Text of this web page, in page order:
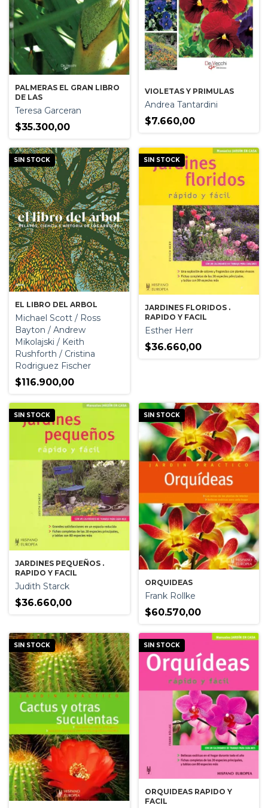
PALMERAS EL GRAN LIBRO
DE LAS
Teresa Garceran
$35.300,00
VIOLETAS Y PRIMULAS
Andrea Tantardini
$7.660,00
SIN STOCK
EL LIBRO DEL ARBOL
Michael Scott / Ross
Bayton / Andrew
Mikolajski / Keith
Rushforth / Cristina
Rodriguez Fischer
$116.900,00
SIN STOCK
JARDINES FLORIDOS .
RAPIDO Y FACIL
Esther Herr
$36.660,00
SIN STOCK
JARDINES PEQUEÑOS .
RAPIDO Y FACIL
Judith Starck
$36.660,00
SIN STOCK
ORQUIDEAS
Frank Rollke
$60.570,00
SIN STOCK SIN STOCK
ORQUIDEAS RAPIDO Y
FACIL